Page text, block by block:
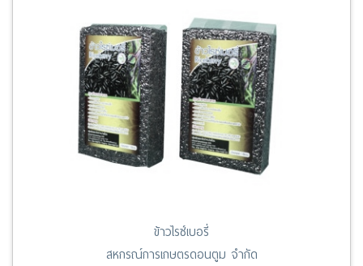
ข้าวไรซ์เบอรี่
สหกรณ์การเกษตรดอนตูม จำกัด